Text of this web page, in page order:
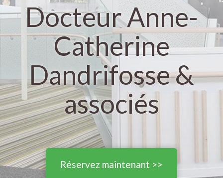
Docteur Anne-
Catherine
Dandrifosse &
associés
Réservez maintenant >>